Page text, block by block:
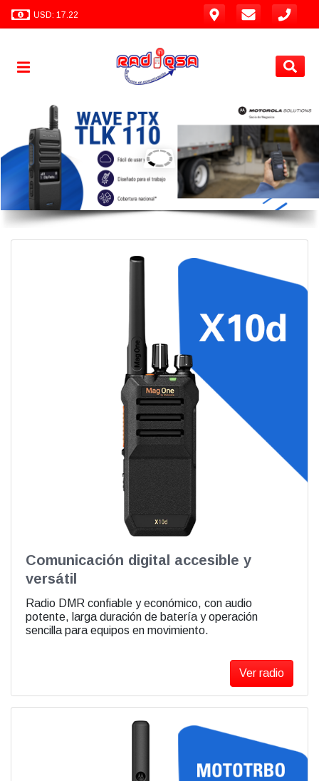
USD: 17.22
Comunicación digital accesible y
versátil
Radio DMR confiable y económico, con audio
potente, larga duración de batería y operación
sencilla para equipos en movimiento.
Ver radio